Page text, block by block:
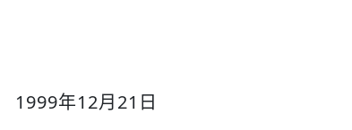
1999年12月21日